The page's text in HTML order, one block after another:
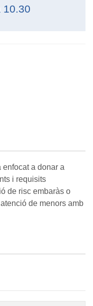
10.30
a donar a
i requisits
de risc embaràs o
de menors amb